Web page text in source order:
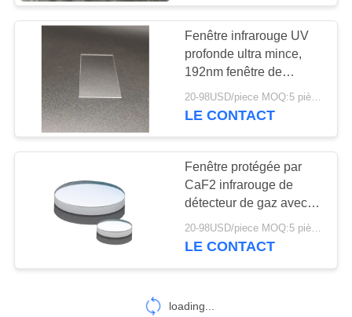
Lentille convexe de
18
Lentille concave de
10
Fenêtre infrarouge UV
profonde ultra mince,
192nm fenêtre de
fluorure de calcium de la
longueur d'onde CaF2
20-98USD/piece MOQ:5 pièces
LE CONTACT
Fenêtre protégée par
CaF2 infrarouge de
détecteur de gaz avec la
taille adaptée aux
besoins du client
20-98USD/piece MOQ:5 pièces
LE CONTACT
loading...